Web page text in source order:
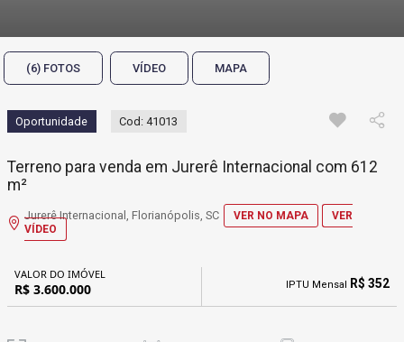
(6) FOTOS VÍDEO MAPA
Oportunidade Cod: 41013
Terreno para venda em Jurerê Internacional com 612
m²
Jurerê Internacional, Florianópolis, SC VER NO MAPA
VER
VÍDEO
VALOR DO IMÓVEL
R$ 3.600.000 IPTU Mensal R$ 352